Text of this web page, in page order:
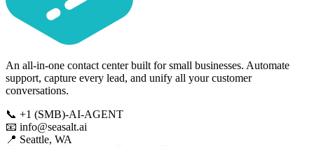
An all-in-one contact center built for small businesses. Automate
support, capture every lead, and unify all your customer
conversations.
📞 +1 (SMB)-AI-AGENT
📧 info@seasalt.ai
📍 Seattle, WA